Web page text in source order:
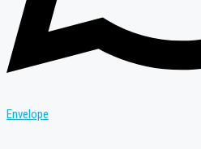
Envelope